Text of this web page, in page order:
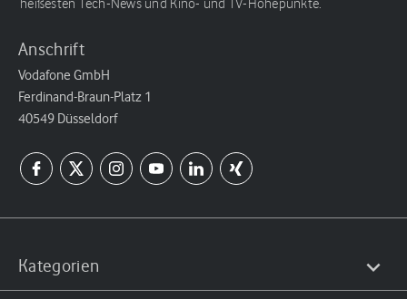
heißesten Tech-News und Kino- und TV-Höhepunkte.
Anschrift
Vodafone GmbH
Ferdinand-Braun-Platz 1
40549 Düsseldorf
Kategorien